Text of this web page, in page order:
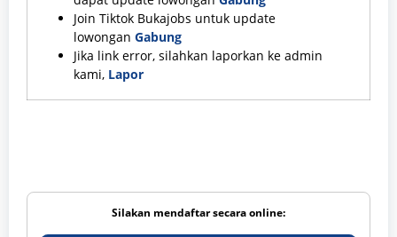
Join Tiktok Bukajobs untuk update
lowongan Gabung
Jika link error, silahkan laporkan ke admin
kami, Lapor
Silakan mendaftar secara online: